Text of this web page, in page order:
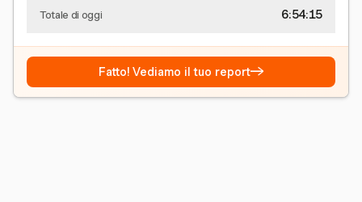
Totale di oggi 6:54:15
Fatto! Vediamo il tuo report→